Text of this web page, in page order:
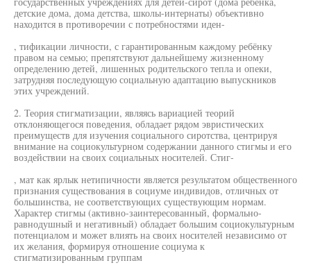
детские дома, дома детства, школы-интернаты) объективно
находится в противоречии с потребностями иден-
, тификации личности, с гарантированным каждому ребёнку
правом на семью; препятствуют дальнейшему жизненному
определению детей, лишенных родительского тепла и опеки,
затрудняя последующую социальную адаптацию выпускников
этих учреждений.
2. Теория стигматизации, являясь вариацией теорий
отклоняющегося поведения, обладает рядом эвристических
преимуществ для изучения социального сиротства, центрируя
внимание на социокультурном содержании данного стигмы и его
воздействии на своих социальных носителей. Стиг-
, мат как ярлык нетипичности является результатом общественного
признания существования в социуме индивидов, отличных от
большинства, не соответствующих существующим нормам.
Характер стигмы (активно-заинтересованный, формально-
равнодушный и негативный) обладает большим социокультурным
потенциалом и может влиять на своих носителей независимо от
их желания, формируя отношение социума к
стигматизированным группам